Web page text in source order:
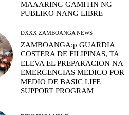
MAAARING GAMITIN NG
PUBLIKO NANG LIBRE
DXXX ZAMBOANGA NEWS
ZAMBOANGA:p GUARDIA
COSTERA DE FILIPINAS, TA
ELEVA EL PREPARACION NA
EMERGENCIAS MEDICO POR
MEDIO DE BASIC LIFE
SUPPORT PROGRAM